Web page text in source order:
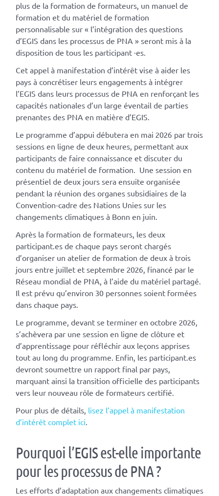
plus de la formation de formateurs, un manuel de
formation et du matériel de formation
personnalisable sur « l’intégration des questions
d’EGIS dans les processus de PNA » seront mis à la
disposition de tous les participant ·es.
Cet appel à manifestation d’intérêt vise à aider les
pays à concrétiser leurs engagements à intégrer
l’EGIS dans leurs processus de PNA en renforçant les
capacités nationales d’un large éventail de parties
prenantes des PNA en matière d’EGIS.
Le programme d’appui débutera en mai 2026 par trois
sessions en ligne de deux heures, permettant aux
participants de faire connaissance et discuter du
contenu du matériel de formation. Une session en
présentiel de deux jours sera ensuite organisée
pendant la réunion des organes subsidiaires de la
Convention-cadre des Nations Unies sur les
changements climatiques à Bonn en juin.
Après la formation de formateurs, les deux
participant.es de chaque pays seront chargés
d’organiser un atelier de formation de deux à trois
jours entre juillet et septembre 2026, financé par le
Réseau mondial de PNA, à l’aide du matériel partagé.
Il est prévu qu’environ 30 personnes soient formées
dans chaque pays.
Le programme, devant se terminer en octobre 2026,
s’achèvera par une session en ligne de clôture et
d’apprentissage pour réfléchir aux leçons apprises
tout au long du programme. Enfin, les participant.es
devront soumettre un rapport final par pays,
marquant ainsi la transition officielle des participants
vers leur nouveau rôle de formateurs certifié.
Pour plus de détails, lisez l’appel à manifestation
d’intérêt complet ici.
Pourquoi l’EGIS est-elle importante
pour les processus de PNA ?
Les efforts d’adaptation aux changements climatiques